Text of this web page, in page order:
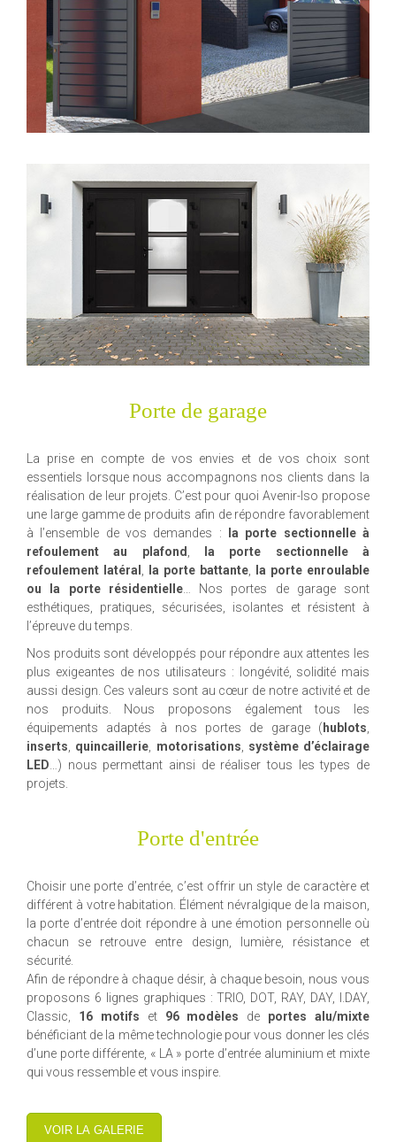
Porte de garage
La prise en compte de vos envies et de vos choix sont
essentiels lorsque nous accompagnons nos clients dans la
réalisation de leur projets. C’est pour quoi Avenir-Iso propose
une large gamme de produits afin de répondre favorablement
à l’ensemble de vos demandes :
la porte sectionnelle à
refoulement au plafond
la porte sectionnelle à
refoulement latéral
la porte battante
la porte enroulable
ou la porte résidentielle… Nos portes de garage sont
esthétiques, pratiques, sécurisées, isolantes et résistent à
l’épreuve du temps.
Nos produits sont développés pour répondre aux attentes les
plus exigeantes de nos utilisateurs : longévité, solidité mais
aussi design. Ces valeurs sont au cœur de notre activité et de
nos produits. Nous proposons également tous les
équipements adaptés à nos portes de garage ( hublots
inserts
quincaillerie motorisations
système d’éclairage
LED …) nous permettant ainsi de réaliser tous les types de
projets.
Porte d'entrée
Choisir une porte d’entrée, c’est offrir un style de caractère et
différent à votre habitation. Élément névralgique de la maison,
la porte d’entrée doit répondre à une émotion personnelle où
chacun se retrouve entre design, lumière, résistance et
sécurité.
Afin de répondre à chaque désir, à chaque besoin, nous vous
proposons 6 lignes graphiques : TRIO, DOT, RAY, DAY, I.DAY,
Classic, 16 motifs et 96 modèles de portes alu/mixte
bénéficiant de la même technologie pour vous donner les clés
d’une porte différente, « LA » porte d’entrée aluminium et mixte
qui vous ressemble et vous inspire.
VOIR LA GALERIE